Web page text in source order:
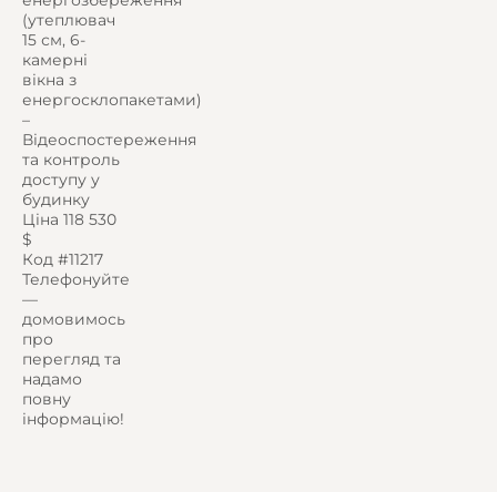
(утеплювач
15 см, 6-
камерні
вікна з
енергосклопакетами)
–
Відеоспостереження
та контроль
доступу у
будинку
Ціна 118 530
$
Код #11217
Телефонуйте
—
домовимось
про
перегляд та
надамо
повну
інформацію!